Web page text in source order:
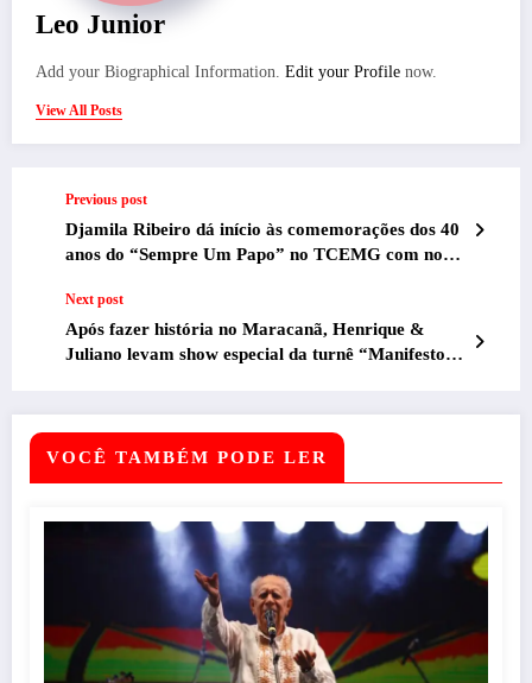
Leo Junior
Add your Biographical Information. Edit your Profile now.
View All Posts
Previous post
Djamila Ribeiro dá início às comemorações dos 40
anos do “Sempre Um Papo” no TCEMG com nova
Next post
Após fazer história no Maracanã, Henrique &
Juliano levam show especial da turnê “Manifesto
VOCÊ TAMBÉM PODE LER